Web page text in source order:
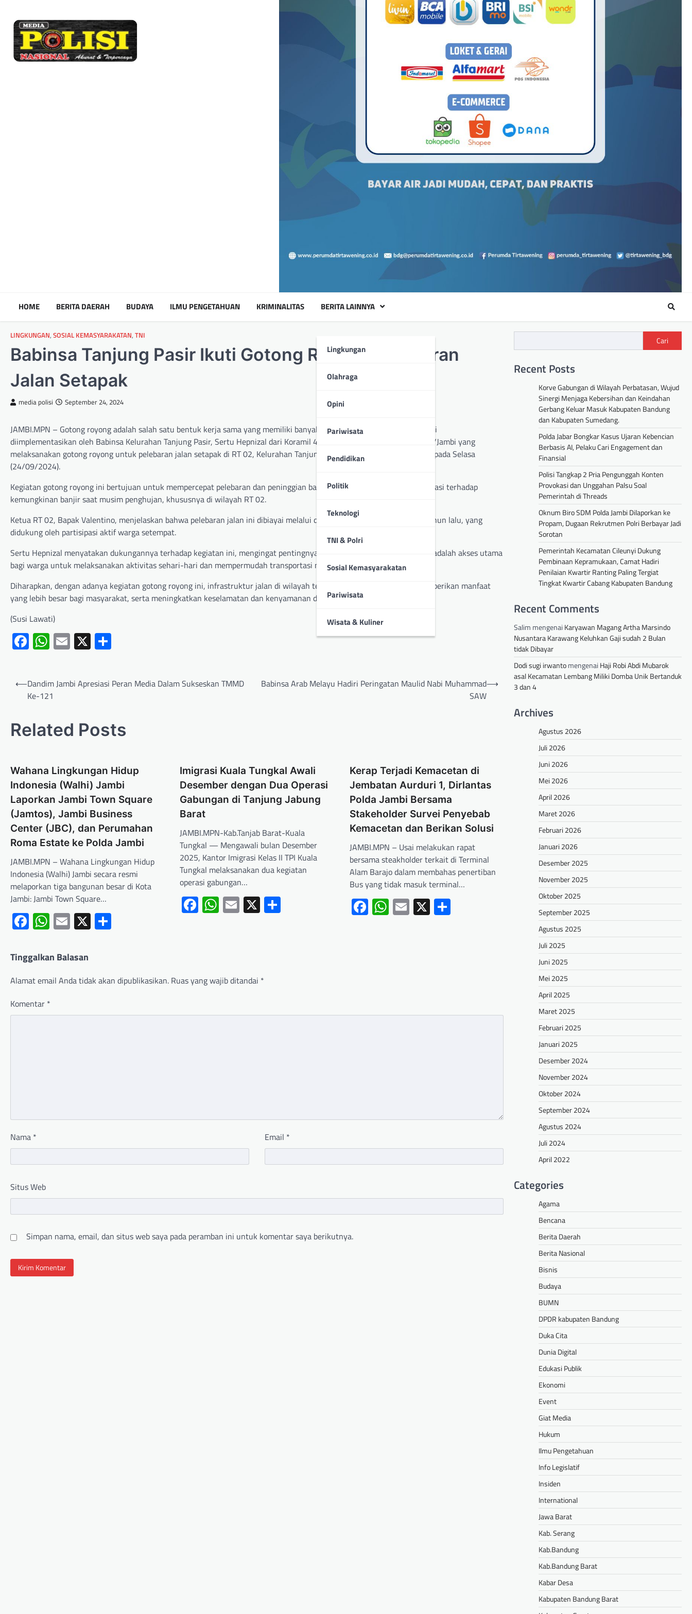
HOME BERITA DAERAH BUDAYA ILMU PENGETAHUAN KRIMINALITAS BERITA LAINNYA
Lingkungan
Olahraga
Opini
Pariwisata
Pendidikan
Politik
Teknologi
TNI & Polri
Sosial Kemasyarakatan
Pariwisata
Wisata & Kuliner
LINGKUNGAN, SOSIAL KEMASYARAKATAN, TNI
Babinsa Tanjung Pasir Ikuti Gotong Royong Pelebaran
Jalan Setapak
media polisi September 24, 2024
JAMBI.MPN – Gotong royong adalah salah satu bentuk kerja sama yang memiliki banyak manfaat bagi masyarakat. Hal ini
diimplementasikan oleh Babinsa Kelurahan Tanjung Pasir, Sertu Hepnizal dari Koramil 415-08/Danau Teluk, Kodim 0415/Jambi yang
melaksanakan gotong royong untuk pelebaran jalan setapak di RT 02, Kelurahan Tanjung Pasir, Kecamatan Danau Teluk, pada Selasa
(24/09/2024).
Kegiatan gotong royong ini bertujuan untuk mempercepat pelebaran dan peninggian badan jalan, sebagai langkah antisipasi terhadap
kemungkinan banjir saat musim penghujan, khususnya di wilayah RT 02.
Ketua RT 02, Bapak Valentino, menjelaskan bahwa pelebaran jalan ini dibiayai melalui dana bantuan dari Musrenbang tahun lalu, yang
didukung oleh partisipasi aktif warga setempat.
Sertu Hepnizal menyatakan dukungannya terhadap kegiatan ini, mengingat pentingnya akses jalan bagi warga. Jalan ini adalah akses utama
bagi warga untuk melaksanakan aktivitas sehari-hari dan mempermudah transportasi menuju rumah-rumah, ujarnya.
Diharapkan, dengan adanya kegiatan gotong royong ini, infrastruktur jalan di wilayah tersebut dapat semakin baik, memberikan manfaat
yang lebih besar bagi masyarakat, serta meningkatkan keselamatan dan kenyamanan dalam beraktivitas.
(Susi Lawati)
Facebook
WhatsApp
Email
X
⟵Dandim Jambi Apresiasi Peran Media Dalam Sukseskan TMMD
Ke-121
Babinsa Arab Melayu Hadiri Peringatan Maulid Nabi Muhammad
SAW
⟶
Related Posts
Wahana Lingkungan Hidup
Indonesia (Walhi) Jambi
Laporkan Jambi Town Square
(Jamtos), Jambi Business
Center (JBC), dan Perumahan
Roma Estate ke Polda Jambi
JAMBI.MPN – Wahana Lingkungan Hidup
Indonesia (Walhi) Jambi secara resmi
melaporkan tiga bangunan besar di Kota
Jambi: Jambi Town Square…
Facebook
WhatsApp
Email
X
Imigrasi Kuala Tungkal Awali
Desember dengan Dua Operasi
Gabungan di Tanjung Jabung
Barat
JAMBI.MPN-Kab.Tanjab Barat-Kuala
Tungkal — Mengawali bulan Desember
2025, Kantor Imigrasi Kelas II TPI Kuala
Tungkal melaksanakan dua kegiatan
operasi gabungan…
Facebook
WhatsApp
Email
X
Kerap Terjadi Kemacetan di
Jembatan Aurduri 1, Dirlantas
Polda Jambi Bersama
Stakeholder Survei Penyebab
Kemacetan dan Berikan Solusi
JAMBI.MPN – Usai melakukan rapat
bersama steakholder terkait di Terminal
Alam Barajo dalam membahas penertiban
Bus yang tidak masuk terminal…
Facebook
WhatsApp
Email
X Share
Tinggalkan Balasan
Alamat email Anda tidak akan dipublikasikan. Ruas yang wajib ditandai *
Komentar *
Nama * Email *
Situs Web
Simpan nama, email, dan situs web saya pada peramban ini untuk komentar saya berikutnya.
Cari
Recent Posts
Korve Gabungan di Wilayah Perbatasan, Wujud
Sinergi Menjaga Kebersihan dan Keindahan
Gerbang Keluar Masuk Kabupaten Bandung
dan Kabupaten Sumedang.
Polda Jabar Bongkar Kasus Ujaran Kebencian
Berbasis AI, Pelaku Cari Engagement dan
Finansial
Polisi Tangkap 2 Pria Pengunggah Konten
Provokasi dan Unggahan Palsu Soal
Pemerintah di Threads
Oknum Biro SDM Polda Jambi Dilaporkan ke
Propam, Dugaan Rekrutmen Polri Berbayar Jadi
Sorotan
Pemerintah Kecamatan Cileunyi Dukung
Pembinaan Kepramukaan, Camat Hadiri
Penilaian Kwartir Ranting Paling Tergiat
Tingkat Kwartir Cabang Kabupaten Bandung
Recent Comments
Salim mengenai Karyawan Magang Artha Marsindo
Nusantara Karawang Keluhkan Gaji sudah 2 Bulan
tidak Dibayar
Dodi sugi irwantomengenai Haji Robi Abdi Mubarok
asal Kecamatan Lembang Miliki Domba Unik Bertanduk
3 dan 4
Archives
Agustus 2026
Juli 2026
Juni 2026
Mei 2026
April 2026
Maret 2026
Februari 2026
Januari 2026
Desember 2025
November 2025
Oktober 2025
September 2025
Agustus 2025
Juli 2025
Juni 2025
Mei 2025
April 2025
Maret 2025
Februari 2025
Januari 2025
Desember 2024
November 2024
Oktober 2024
September 2024
Agustus 2024
Juli 2024
April 2022
Categories
Agama
Bencana
Berita Daerah
Berita Nasional
Bisnis
Budaya
BUMN
DPDR kabupaten Bandung
Duka Cita
Dunia Digital
Edukasi Publik
Ekonomi
Event
Giat Media
Hukum
Ilmu Pengetahuan
Info Legislatif
Insiden
International
Jawa Barat
Kab. Serang
Kab.Bandung
Kab.Bandung Barat
Kabar Desa
Kabupaten Bandung Barat